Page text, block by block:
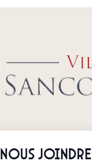
Nous joindre